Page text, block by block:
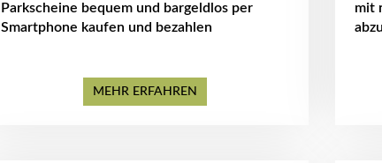
Parkscheine bequem und bargeldlos per
Smartphone kaufen und bezahlen
MEHR ERFAHREN
mit